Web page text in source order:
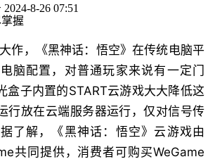
2024-8-26 07:51
握
作，《黑神话：悟空》在传统电脑平
脑配置，对普通玩家来说有一定门
盒子内置的START云游戏大大降低这
行放在云端服务器运行，仅对信号传
了解，《黑神话：悟空》云游戏由
共同提供，消费者可购买WeGame